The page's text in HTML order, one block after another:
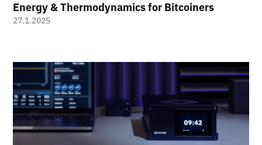
Energy & Thermodynamics for Bitcoiners
27.1.2025